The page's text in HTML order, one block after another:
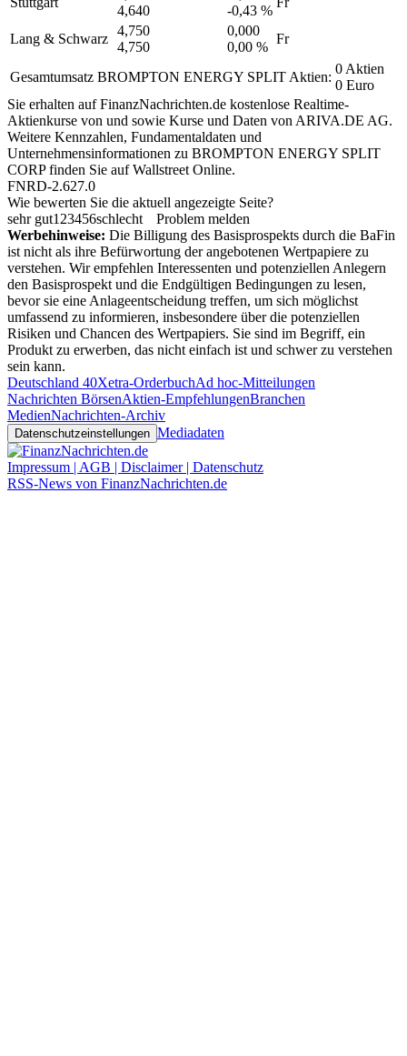
4,640
-0,43 %
Lang & Schwarz
4,750
4,750
0,000
0,00 %
Fr
Gesamtumsatz BROMPTON ENERGY SPLIT Aktien:
0 Aktien
0 Euro
Sie erhalten auf FinanzNachrichten.de kostenlose Realtime-
Aktienkurse von und sowie Kurse und Daten von ARIVA.DE AG.
Weitere Kennzahlen, Fundamentaldaten und
Unternehmensinformationen zu BROMPTON ENERGY SPLIT
CORP finden Sie aufWallstreet Online.
FNRD-2.627.0
Wie bewerten Sie die aktuell angezeigte Seite?
sehr gut1 23456schlecht
Problem melden
Werbehinweise: Die Billigung des Basisprospekts durch die BaFin
ist nicht als ihre Befürwortung der angebotenen Wertpapiere zu
verstehen. Wir empfehlen Interessenten und potenziellen Anlegern
den Basisprospekt und die Endgültigen Bedingungen zu lesen,
bevor sie eine Anlageentscheidung treffen, um sich möglichst
umfassend zu informieren, insbesondere über die potenziellen
Risiken und Chancen des Wertpapiers. Sie sind im Begriff, ein
Produkt zu erwerben, das nicht einfach ist und schwer zu verstehen
sein kann.
Deutschland 40Xetra-OrderbuchAd hoc-Mitteilungen
Nachrichten BörsenAktien-EmpfehlungenBranchen
MedienNachrichten-Archiv
Datenschutzeinstellungen Mediadaten
Impressum | AGB | Disclaimer | Datenschutz
RSS-News von FinanzNachrichten.de